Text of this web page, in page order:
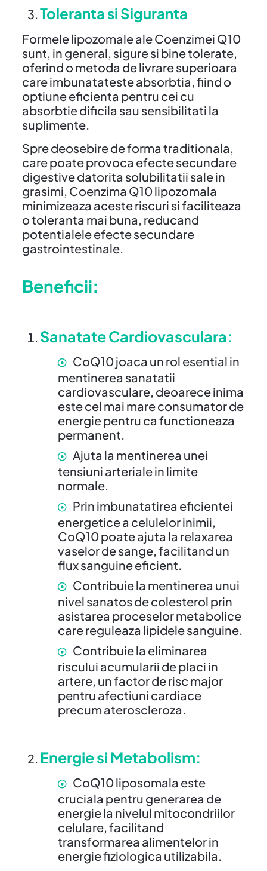
Toleranta si Siguranta
Formele lipozomale ale Coenzimei Q10
sunt, in general, sigure si bine tolerate,
oferind o metoda de livrare superioara
care imbunatateste absorbtia, fiind o
optiune eficienta pentru cei cu
absorbtie dificila sau sensibilitati la
suplimente.
Spre deosebire de forma traditionala,
care poate provoca efecte secundare
digestive datorita solubilitatii sale in
grasimi, Coenzima Q10 lipozomala
minimizeaza aceste riscuri si faciliteaza
o toleranta mai buna, reducand
potentialele efecte secundare
gastrointestinale.
Beneficii:
Sanatate Cardiovasculara:
CoQ10 joaca un rol esential in
mentinerea sanatatii
cardiovasculare, deoarece inima
este cel mai mare consumator de
energie pentru ca functioneaza
permanent.
Ajuta la mentinerea unei
tensiuni arteriale in limite
normale.
Prin imbunatatirea eficientei
energetice a celulelor inimii,
CoQ10 poate ajuta la relaxarea
vaselor de sange, facilitand un
flux sanguine eficient.
Contribuie la mentinerea unui
nivel sanatos de colesterol prin
asistarea proceselor metabolice
care reguleaza lipidele sanguine.
Contribuie la eliminarea
riscului acumularii de placi in
artere, un factor de risc major
pentru afectiuni cardiace
precum ateroscleroza.
Energie si Metabolism:
CoQ10 liposomala este
cruciala pentru generarea de
energie la nivelul mitocondriilor
celulare, facilitand
transformarea alimentelor in
energie fiziologica utilizabila.